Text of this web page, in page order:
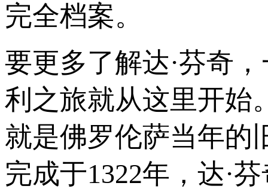
完全档案。
要更多了解达·芬奇
利之旅就从这里开始
就是佛罗伦萨当年的
完成于1322年，达·